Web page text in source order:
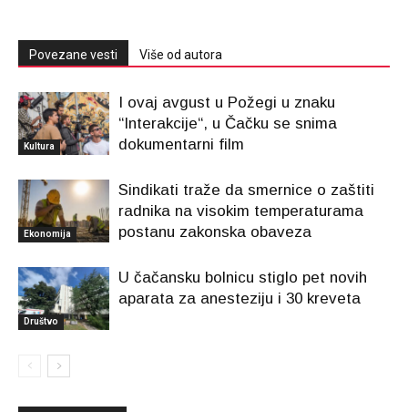
Povezane vesti Više od autora
Kultura
I ovaj avgust u Požegi u znaku
“Interakcije“, u Čačku se snima
dokumentarni film
Ekonomija
Sindikati traže da smernice o zaštiti
radnika na visokim temperaturama
postanu zakonska obaveza
Društvo
U čačansku bolnicu stiglo pet novih
aparata za anesteziju i 30 kreveta